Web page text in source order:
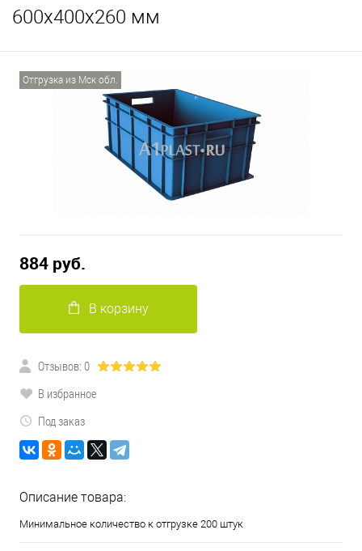
600х400х260 мм
Отгрузка из Мск обл.
884 руб.
В корзину
Отзывов: 0
В избранное
Под заказ
Описание товара:
Минимальное количество к отгрузке 200 штук